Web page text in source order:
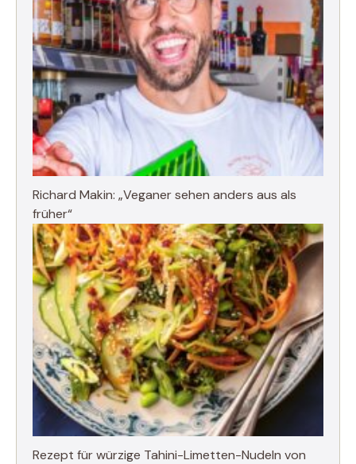
Richard Makin: „Veganer sehen anders aus als
früher“
Rezept für würzige Tahini-Limetten-Nudeln von